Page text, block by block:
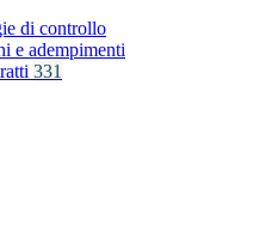
di controllo
e adempimenti
331